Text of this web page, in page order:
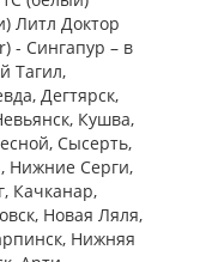
Литл Доктор
- Сингапур – в
Тагил,
Дегтярск,
Кушва,
Сысерть,
Нижние Cерги,
Качканар,
Новая Ляля,
Нижняя